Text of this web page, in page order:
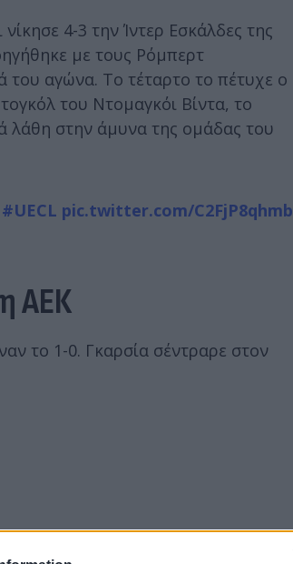
4-3 την Ίντερ Εσκάλδες της
με τους Ρόμπερτ
του αγώνα. Το τέταρτο το πέτυχε ο
του Ντομαγκόι Βίντα, το
λάθη στην άμυνα της ομάδας του
#UECL pic.twitter.com/C2FjP8qhmb
ΑΕΚ
το 1-0. Γκαρσία σέντραρε στον